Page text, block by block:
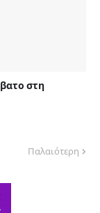
στη
Παλαιότερη